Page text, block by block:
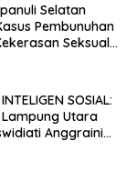
Selatan
Pembunuhan
Seksual
SOSIAL:
Utara
Anggraini